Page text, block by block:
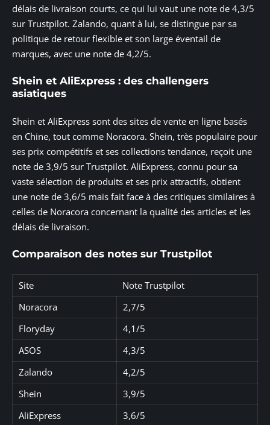
délais de livraison courts, ce qui lui vaut une note de 4,3/5
sur Trustpilot. Zalando, quant à lui, se distingue par sa
politique de retour flexible et son large éventail de
marques, avec une note de 4,2/5.
Shein et AliExpress : des challengers
asiatiques
Shein et AliExpress sont des sites de vente en ligne basés
en Chine, tout comme Noracora. Shein, très populaire pour
ses prix compétitifs et ses collections tendance, reçoit une
note de 3,9/5 sur Trustpilot. AliExpress, connu pour sa
vaste sélection de produits et ses prix attractifs, obtient
une note de 3,6/5 mais fait face à des critiques similaires à
celles de Noracora concernant la qualité des articles et les
délais de livraison.
Comparaison des notes sur Trustpilot
Site
Note Trustpilot
Noracora
2,7/5
Floryday
4,1/5
ASOS
4,3/5
Zalando
4,2/5
Shein
3,9/5
AliExpress
3,6/5